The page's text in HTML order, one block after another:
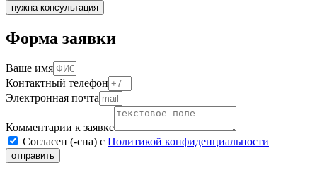
нужна консультация
Форма заявки
Ваше имя
Контактный телефон
Электронная почта
Комментарии к заявке
Согласен (-сна) с Политикой конфиденциальности
отправить